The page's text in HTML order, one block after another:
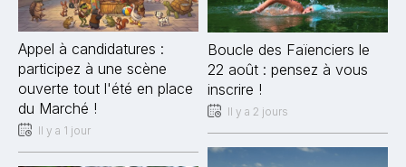
Appel à candidatures :
participez à une scène
ouverte tout l'été en place
du Marché !
Il y a 1 jour
Boucle des Faïenciers le
22 août : pensez à vous
inscrire !
Il y a 2 jours